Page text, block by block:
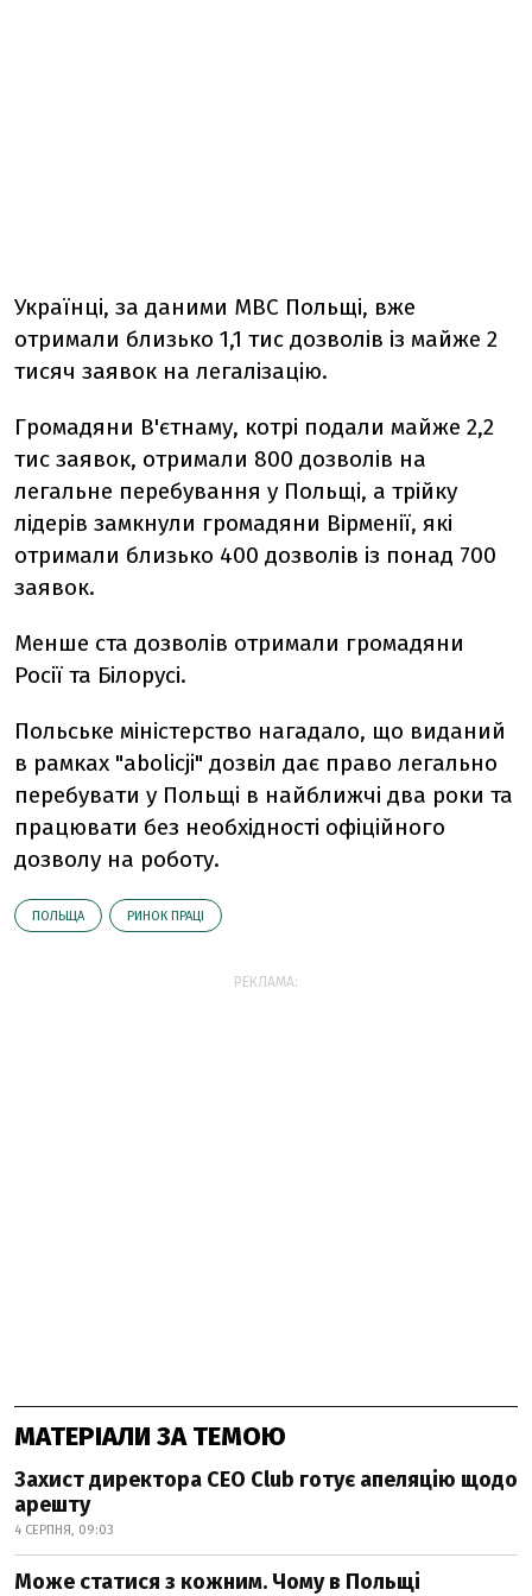
Українці, за даними МВС Польщі, вже
отримали близько 1,1 тис дозволів із майже 2
тисяч заявок на легалізацію.
Громадяни В'єтнаму, котрі подали майже 2,2
тис заявок, отримали 800 дозволів на
легальне перебування у Польщі, а трійку
лідерів замкнули громадяни Вірменії, які
отримали близько 400 дозволів із понад 700
заявок.
Менше ста дозволів отримали громадяни
Росії та Білорусі.
Польське міністерство нагадало, що виданий
в рамках "abolicji" дозвіл дає право легально
перебувати у Польщі в найближчі два роки та
працювати без необхідності офіційного
дозволу на роботу.
ПОЛЬЩА РИНОК ПРАЦІ
РЕКЛАМА:
МАТЕРІАЛИ ЗА ТЕМОЮ
Захист директора CEO Club готує апеляцію щодо
арешту
4 СЕРПНЯ, 09:03
Може статися з кожним. Чому в Польщі